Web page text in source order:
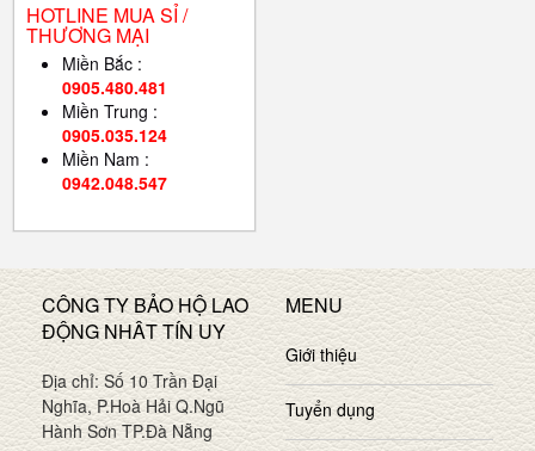
HOTLINE MUA SỈ /
THƯƠNG MẠI
Miền Bắc :
0905.480.481
Miền Trung :
0905.035.124
Miền Nam :
0942.048.547
CÔNG TY BẢO HỘ LAO
ĐỘNG NHÂT TÍN UY
Địa chỉ: Số 10 Trần Đại
Nghĩa, P.Hoà Hải Q.Ngũ
Hành Sơn TP.Đà Nẵng
MENU
Giới thiệu
Tuyển dụng